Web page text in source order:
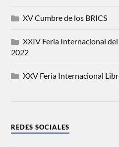
XV Cumbre de los BRICS
XXIV Feria Internacional
2022
XXV Feria Internacional
REDES SOCIALES